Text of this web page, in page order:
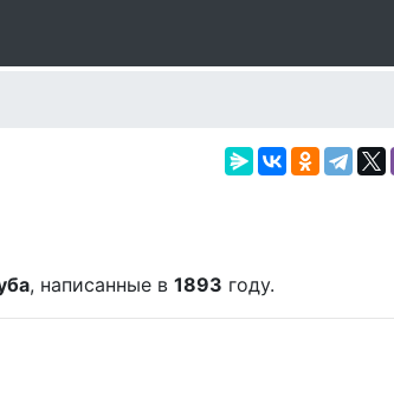
, написанные в 1893 году.